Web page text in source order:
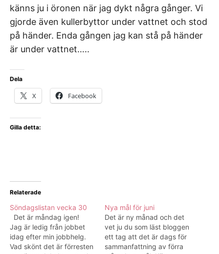
känns ju i öronen när jag dykt några gånger. Vi
gjorde även kullerbyttor under vattnet och stod
på händer. Enda gången jag kan stå på händer
är under vattnet…..
Dela
X Facebook
Gilla detta:
Relaterade
Söndagslistan vecka 30
Det är måndag igen!
Jag är ledig från jobbet
idag efter min jobbhelg.
Vad skönt det är förresten
Nya mål för juni
Det är ny månad och det
vet ju du som läst bloggen
ett tag att det är dags för
sammanfattning av förra